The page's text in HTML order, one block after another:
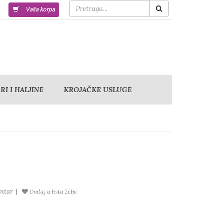
Vaša korpa
I HALJINE KROJAČKE USLUGE
| Dodaj u listu želja